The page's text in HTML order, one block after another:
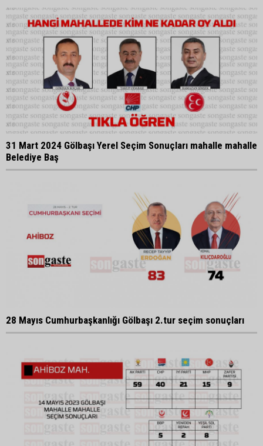
31 Mart 2024 Gölbaşı Yerel Seçim Sonuçları mahalle mahalle
Belediye Baş
28 Mayıs Cumhurbaşkanlığı Gölbaşı 2.tur seçim sonuçları